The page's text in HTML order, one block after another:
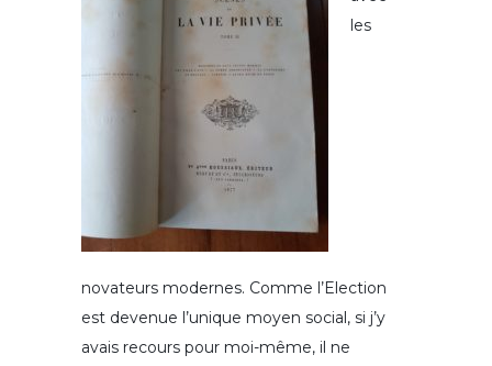
les
novateurs modernes. Comme l’Election
est devenue l’unique moyen social, si j’y
avais recours pour moi-même, il ne